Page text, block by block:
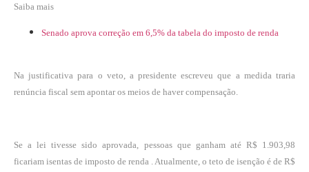
Saiba mais
Senado aprova correção em 6,5% da tabela do imposto de renda
Na justificativa para o veto, a presidente escreveu que a medida traria
renúncia fiscal sem apontar os meios de haver compensação.
Se a lei tivesse sido aprovada, pessoas que ganham até R$ 1.903,98
ficariam isentas de imposto de renda . Atualmente, o teto de isenção é de R$